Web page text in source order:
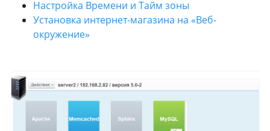
Настройка Времени и Тайм зоны
Установка интернет-магазина на «Веб-
окружение»